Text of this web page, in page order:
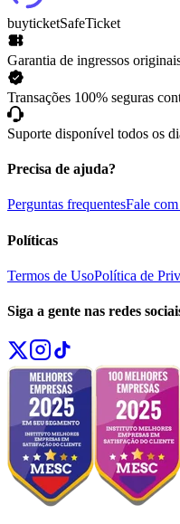
buyticketSafeTicket
Garantia de ingressos
Transações 100% seguras
Suporte disponível todos os
Precisa de ajuda?
Perguntas frequentesFale
Políticas
Termos de UsoPolítica de
Siga a gente nas redes